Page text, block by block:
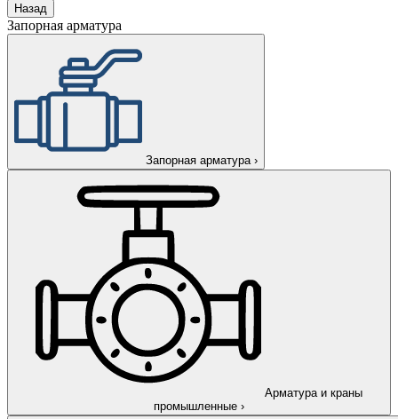
Назад
Запорная арматура
Запорная арматура ›
Арматура и краны
промышленные ›